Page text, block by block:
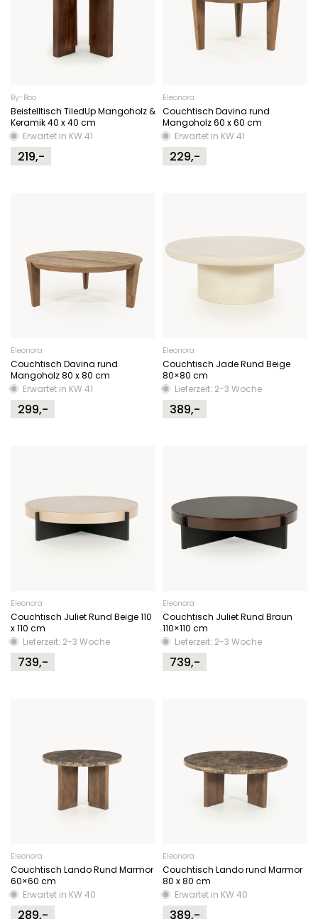
By-Boo
Beistelltisch TiledUp Mangoholz &
Keramik 40 x 40 cm
Erwartet in KW 41
219,-
Eleonora
Couchtisch Davina rund
Mangoholz 60 x 60 cm
Erwartet in KW 41
229,-
Eleonora
Couchtisch Davina rund
Mangoholz 80 x 80 cm
Erwartet in KW 41
299,-
Eleonora
Couchtisch Jade Rund Beige
80×80 cm
Lieferzeit: 2-3 Woche
389,-
Eleonora
Couchtisch Juliet Rund Beige 110
x 110 cm
Lieferzeit: 2-3 Woche
739,-
Eleonora
Couchtisch Juliet Rund Braun
110×110 cm
Lieferzeit: 2-3 Woche
739,-
Eleonora
Couchtisch Lando Rund Marmor
60×60 cm
Erwartet in KW 40
289,-
Eleonora
Couchtisch Lando rund Marmor
80 x 80 cm
Erwartet in KW 40
389,-